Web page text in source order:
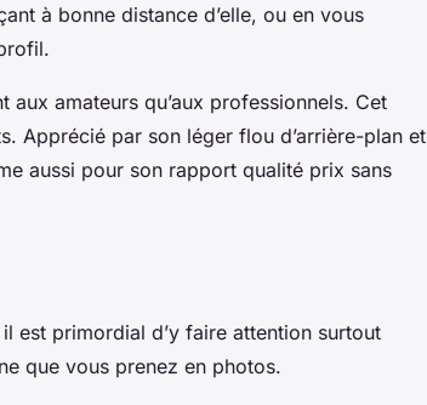
à bonne distance d’elle, ou en vous
aux amateurs qu’aux professionnels. Cet
Apprécié par son léger flou d’arrière-plan et
aussi pour son rapport qualité prix sans
est primordial d’y faire attention surtout
que vous prenez en photos.